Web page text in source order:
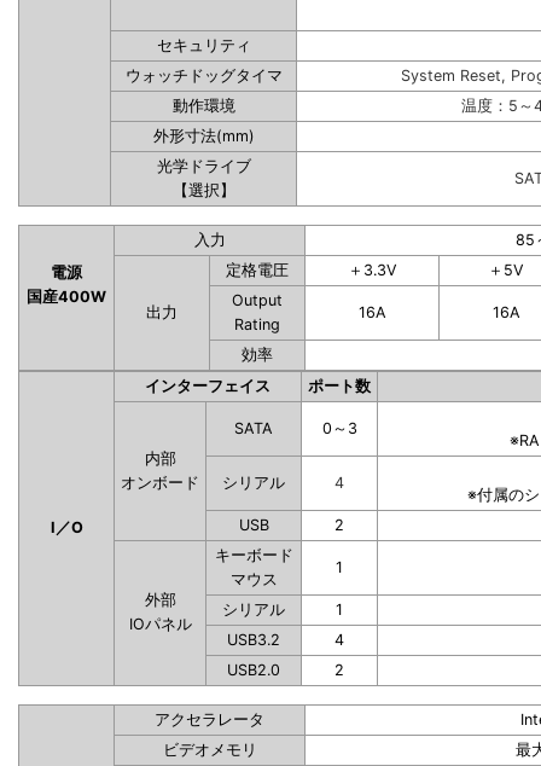
セキュリティ
ウォッチドッグタイマ
System Reset,
動作環境
温度：5～
外形寸法(mm)
光学ドライブ
【選択】
電源
国産400W
入力 85
出力
定格電圧 ＋3.3V
＋5V
Output
Rating
16A 16A
効率
I／O
インターフェイス ポート数
内部
オンボード
SATA 0～3
シリアル 4
※付属の
USB
2
外部
IOパネル
キーボード
マウス
1
シリアル
1
USB3.2
4
USB2.0
2
アクセラレータ
ビデオメモリ
最